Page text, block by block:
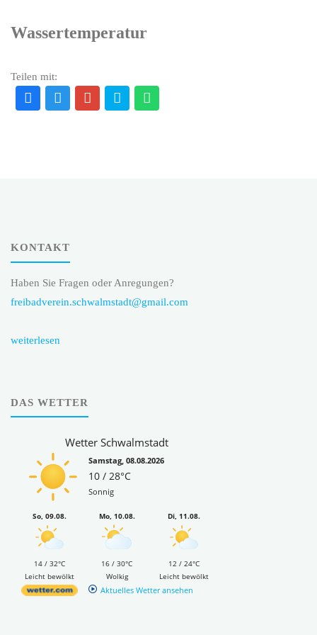
Wassertemperatur
Teilen mit:
KONTAKT
Haben Sie Fragen oder Anregungen?
freibadverein.schwalmstadt@gmail.com
weiterlesen
DAS WETTER
Wetter Schwalmstadt
Samstag, 08.08.2026
10 / 28°C
Sonnig
So, 09.08.
14 / 32°C
Leicht bewölkt
Mo, 10.08.
16 / 30°C
Wolkig
Di, 11.08.
12 / 24°C
Leicht bewölkt
Aktuelles Wetter ansehen